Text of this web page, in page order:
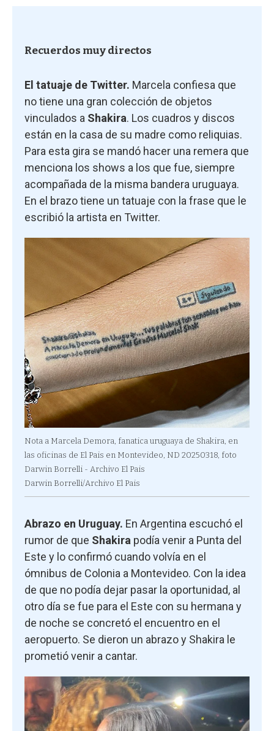
Recuerdos muy directos
El tatuaje de Twitter. Marcela confiesa que
no tiene una gran colección de objetos
vinculados a Shakira. Los cuadros y discos
están en la casa de su madre como reliquias.
Para esta gira se mandó hacer una remera que
menciona los shows a los que fue, siempre
acompañada de la misma bandera uruguaya.
En el brazo tiene un tatuaje con la frase que le
escribió la artista en Twitter.
Nota a Marcela Demora, fanatica uruguaya de Shakira, en
las oficinas de El Pais en Montevideo, ND 20250318, foto
Darwin Borrelli - Archivo El Pais
Darwin Borrelli/Archivo El Pais
Abrazo en Uruguay. En Argentina escuchó el
rumor de que Shakira podía venir a Punta del
Este y lo confirmó cuando volvía en el
ómnibus de Colonia a Montevideo. Con la idea
de que no podía dejar pasar la oportunidad, al
otro día se fue para el Este con su hermana y
de noche se concretó el encuentro en el
aeropuerto. Se dieron un abrazo y Shakira le
prometió venir a cantar.